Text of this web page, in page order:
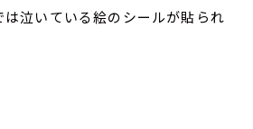
は泣いている絵のシールが貼られ